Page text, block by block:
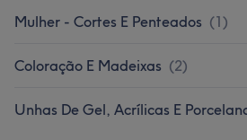
Mulher - Cortes E Penteados (1)
Coloração E Madeixas (2)
Unhas De Gel, Acrílicas E